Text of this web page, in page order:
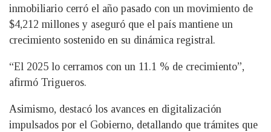
inmobiliario cerró el año pasado con un movimiento de
$4,212 millones y aseguró que el país mantiene un
crecimiento sostenido en su dinámica registral.
“El 2025 lo cerramos con un 11.1 % de crecimiento”,
afirmó Trigueros.
Asimismo, destacó los avances en digitalización
impulsados por el Gobierno, detallando que trámites que